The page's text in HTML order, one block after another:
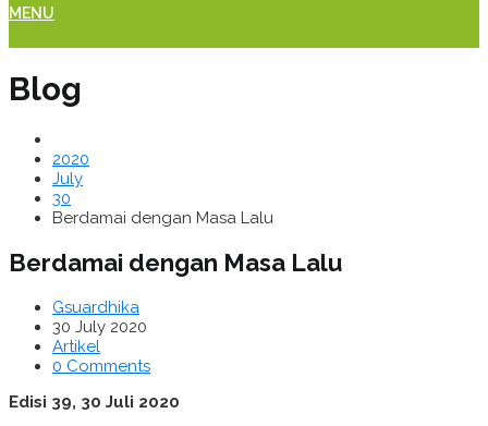
MENU
Blog
2020
July
30
Berdamai dengan Masa Lalu
Berdamai dengan Masa Lalu
Gsuardhika
30 July 2020
Artikel
0 Comments
Edisi 39, 30 Juli 2020